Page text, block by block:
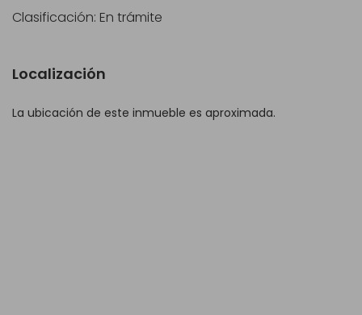
Clasificación: En trámite
Localización
La ubicación de este inmueble es aproximada.